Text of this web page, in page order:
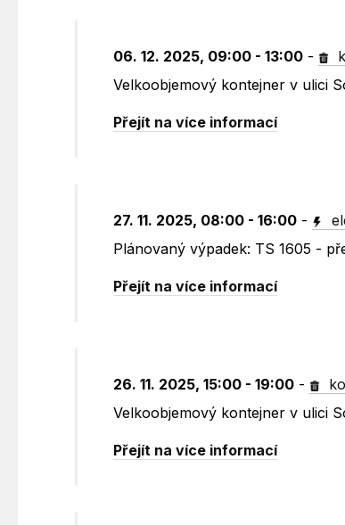
06. 12. 2025, 09:00 - 13:00 -
Velkoobjemový kontejner v ulici
Přejít na více informací
27. 11. 2025, 08:00 - 16:00 -
Plánovaný výpadek: TS 1605 -
Přejít na více informací
26. 11. 2025, 15:00 - 19:00 -
Velkoobjemový kontejner v ulici
Přejít na více informací